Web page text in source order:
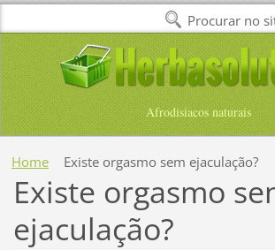
Afrodisiacos naturais
Home Existe orgasmo sem ejaculação?
Existe orgasmo
ejaculação?
Procurar no